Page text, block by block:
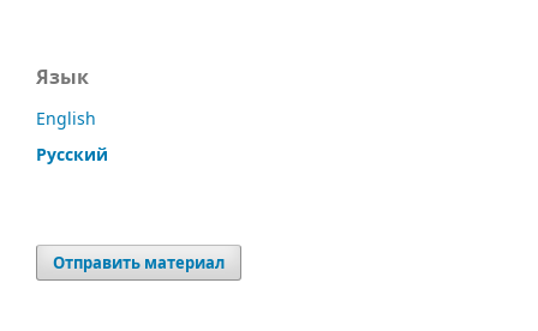
Язык
English
Русский
Отправить материал